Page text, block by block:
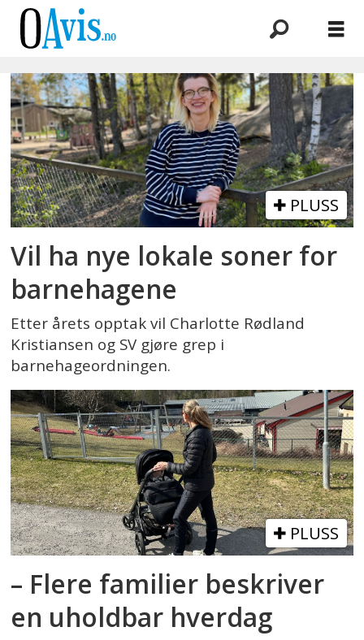
Emne:
barnehageopptak
PLUSS
Vil ha nye lokale soner for
barnehagene
Etter årets opptak vil Charlotte Rødland
Kristiansen og SV gjøre grep i
barnehageordningen.
PLUSS
– Flere familier beskriver
en uholdbar hverdag